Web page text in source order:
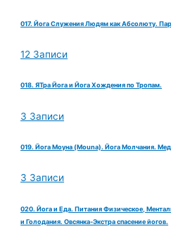
017. Йога Служения Людям как Абсолюту.
12 Записи
018. ЯТра Йога и Йога Хождения по Тропам.
3 Записи
019. Йога Моуна (Mouna). Йога Молчания.
3 Записи
020. Йога и Еда. Питания Физическое,
и Голодания. Овсянка-Экстра спасение йогов.